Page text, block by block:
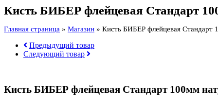
100мм
31127
Кисть БИБЕР флейцевая Стандарт
Главная страница » Магазин » Кисть БИБЕР флейцевая Стандарт
Предыдущий товар
Следующий товар
Кисть БИБЕР флейцевая Стандарт 100мм